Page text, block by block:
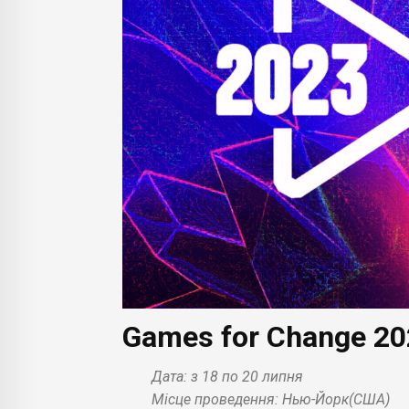
Games for Change
Дата: з 18 по 20 липня
Місце проведення: Нью-Йорк(США)